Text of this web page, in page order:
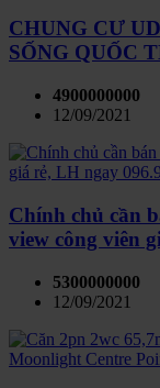
CHUNG CƯ
SỐNG QUỐC
4900000000
12/09/2021
Chính chủ cần
view công viên
5300000000
12/09/2021